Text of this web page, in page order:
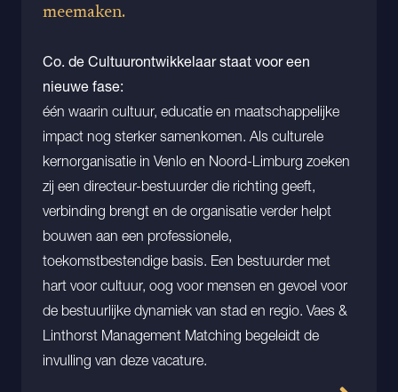
meemaken.
Co. de Cultuurontwikkelaar staat voor een
nieuwe fase:
één waarin cultuur, educatie en maatschappelijke
impact nog sterker samenkomen. Als culturele
kernorganisatie in Venlo en Noord-Limburg zoeken
zij een directeur-bestuurder die richting geeft,
verbinding brengt en de organisatie verder helpt
bouwen aan een professionele,
toekomstbestendige basis. Een bestuurder met
hart voor cultuur, oog voor mensen en gevoel voor
de bestuurlijke dynamiek van stad en regio. Vaes &
Linthorst Management Matching begeleidt de
invulling van deze vacature.